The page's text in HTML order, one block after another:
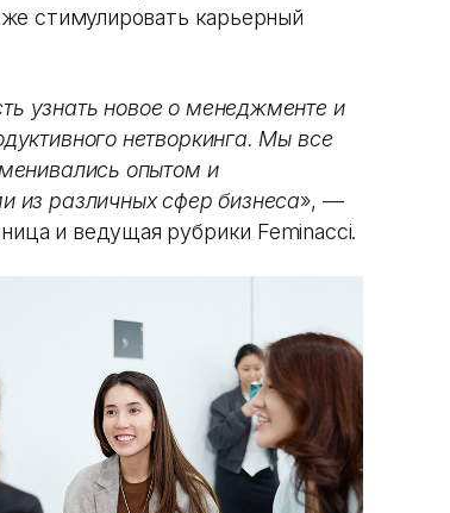
стимулировать карьерный
узнать новое о менеджменте и
нетворкинга. Мы все
опытом и
из различных сфер бизнеса», —
и ведущая рубрики Feminacci.